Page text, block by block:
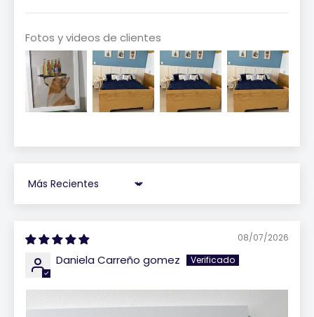
Fotos y videos de clientes
Sort by
08/07/2026
Daniela Carreño gomez